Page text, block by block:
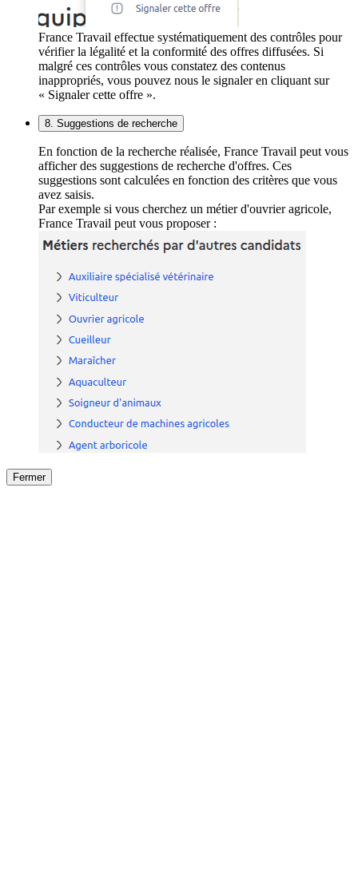
France Travail effectue systématiquement des contrôles pour
vérifier la légalité et la conformité des offres diffusées. Si
malgré ces contrôles vous constatez des contenus
inappropriés, vous pouvez nous le signaler en cliquant sur
« Signaler cette offre ».
8. Suggestions de recherche
En fonction de la recherche réalisée, France Travail peut vous
afficher des suggestions de recherche d'offres. Ces
suggestions sont calculées en fonction des critères que vous
avez saisis.
Par exemple si vous cherchez un métier d'ouvrier agricole,
France Travail peut vous proposer :
Fermer